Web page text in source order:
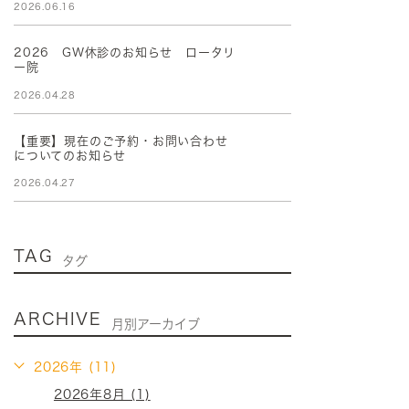
2026.06.16
2026 GW休診のお知らせ ロータリ
ー院
2026.04.28
【重要】現在のご予約・お問い合わせ
についてのお知らせ
2026.04.27
TAG タグ
ARCHIVE 月別アーカイブ
2026年 (11)
2026年8月 (1)